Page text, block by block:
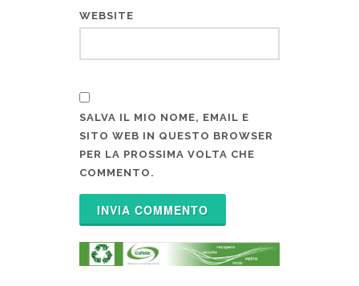
WEBSITE
SALVA IL MIO NOME, EMAIL E
SITO WEB IN QUESTO BROWSER
PER LA PROSSIMA VOLTA CHE
COMMENTO.